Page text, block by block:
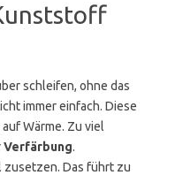
schleifen, ohne das
immer einfach. Diese
Wärme. Zu viel
Verfärbung.
zusetzen. Das führt zu